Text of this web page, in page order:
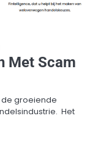
Met Scam
de groeiende
Het